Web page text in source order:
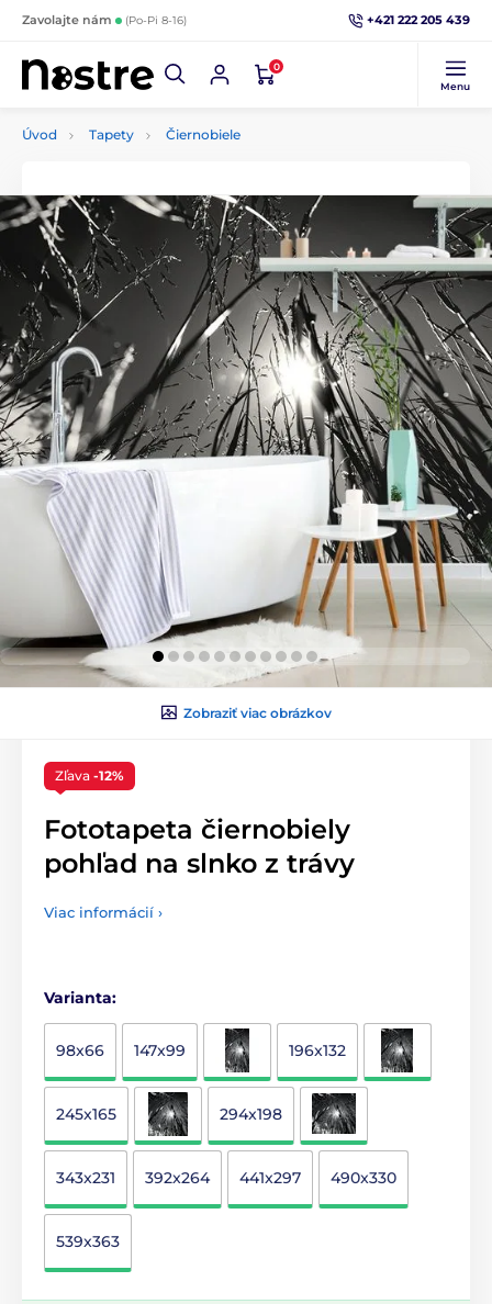
Zavolajte nám (Po-Pi 8-16) +421 222 205 439
0
Menu
Úvod Tapety Čiernobiele
Zobraziť viac obrázkov
Zľava -12%
Fototapeta čiernobiely
pohľad na slnko z trávy
Viac informácií ›
Varianta:
98x66 147x99 196x132
245x165 294x198
343x231 392x264 441x297 490x330
539x363